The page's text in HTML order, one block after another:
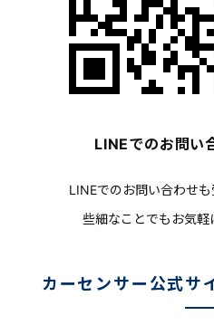
LINEでのお問い
LINEでのお問い合わせも
些細なことでもお気軽
カーセンサー公式サ